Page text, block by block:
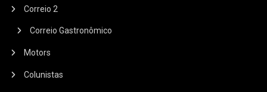
Correio 2
Correio Gastronômico
Motors
Colunistas